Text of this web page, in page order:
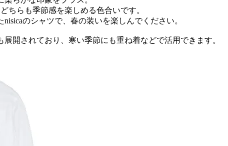
ちらも季節感を楽しめる色合いです。
のシャツで、春の装いを楽しんでください。
開されており、寒い季節にも重ね着などで活用できます。